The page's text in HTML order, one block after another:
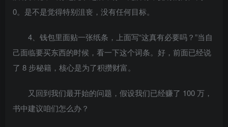
0。是不是觉得特别沮丧，没有任何目标。
4、钱包里面贴一张纸条，上面写“这真有必要吗？”当自
己面临要买东西的时候，看一下这个词条。好，前面已经说
了 8 步秘籍，核心是为了积攒财富。
又回到我们最开始的问题，假设我们已经赚了 100 万，
书中建议咱们怎么办？